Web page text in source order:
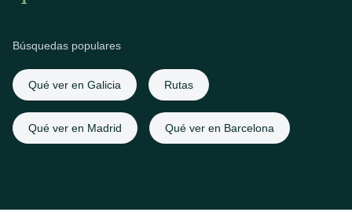
Búsquedas populares
Qué ver en Galicia Rutas
Qué ver en Madrid Qué ver en Barcelona